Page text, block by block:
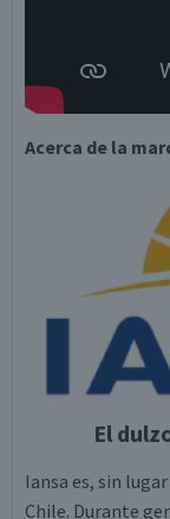
Acerca de la
El
Iansa es, sin
Chile. Durante